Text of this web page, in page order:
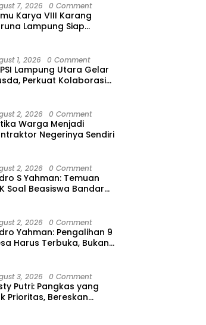
7, 2026 0 Comment
Karya VIII Karang
Lampung Siap
1, 2026 0 Comment
Lampung Utara Gelar
Perkuat Kolaborasi
2, 2026 0 Comment
Warga Menjadi
Negerinya Sendiri
2, 2026 0 Comment
S Yahman: Temuan
Soal Beasiswa Bandar
2, 2026 0 Comment
Yahman: Pengalihan 9
Harus Terbuka, Bukan
3, 2026 0 Comment
Putri: Pangkas yang
Prioritas, Bereskan